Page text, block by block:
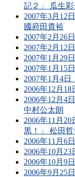
記２」 瓜生彩
2007年3月12
國府田貴裕
2007年2月26
2007年2月12
2007年1月29
2007年1月15
2007年1月4
2006年12月
2006年12月4
中村公太朗
2006年11月
黒！」 松田哲
2006年11月6
2006年10月
2006年10月9
2006年9月25